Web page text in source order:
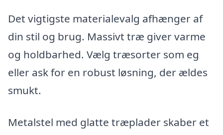
Det vigtigste materialevalg afhænger af
din stil og brug. Massivt træ giver varme
og holdbarhed. Vælg træsorter som eg
eller ask for en robust løsning, der ældes
smukt.
Metalstel med glatte træplader skaber et